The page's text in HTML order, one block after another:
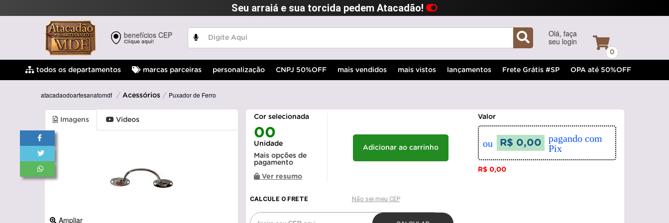
Seu arraiá e sua torcida pedem Atacadão!
benefícios CEP
Clique aqui!
Olá, faça
seu login
0
todos os departamentos marcas parceiras personalização CNPJ 50%OFF mais vendidos mais vistos lançamentos Frete Grátis #SP OPA até 50%OFF
atacadaodoartesanatomdf Acessórios Puxador de Ferro
Imagens Videos
Ampliar
Cor selecionada
00
Unidade
Mais opções de
pagamento
Ver resumo
Adicionar ao carrinho
Valor
ou R$ 0,00
pagando com
Pix
R$ 0,00